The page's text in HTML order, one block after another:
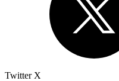
Twitter X